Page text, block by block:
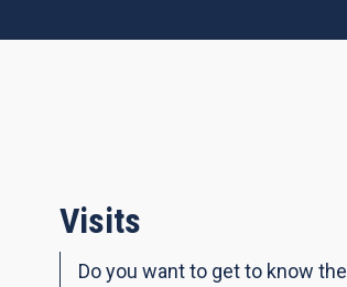
Visits
Do you want to get to know the